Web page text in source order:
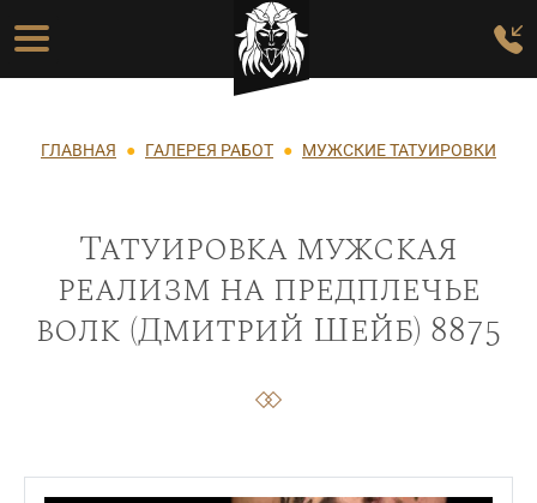
Перейти к основному содержанию
Основная навигация
Строка навигации
ГЛАВНАЯ ГАЛЕРЕЯ РАБОТ МУЖСКИЕ ТАТУИРОВКИ
Татуировка мужская
реализм на предплечье
волк (Дмитрий Шейб) 8875